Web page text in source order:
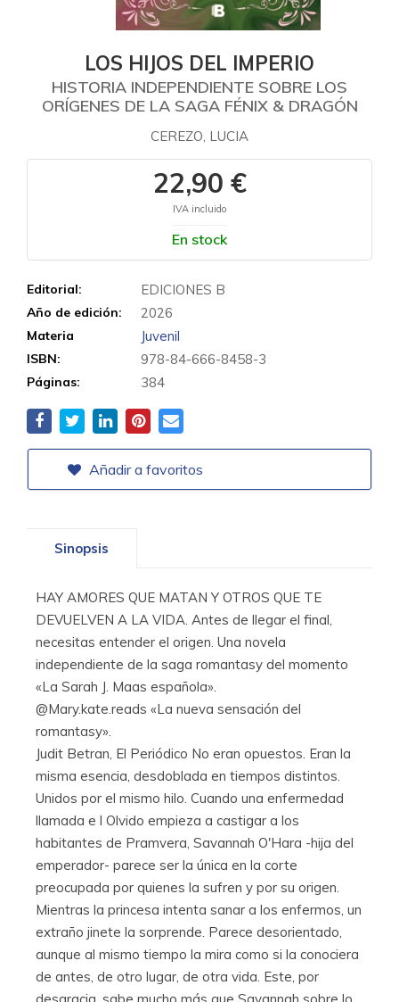
LOS HIJOS DEL IMPERIO
HISTORIA INDEPENDIENTE SOBRE LOS
ORÍGENES DE LA SAGA FÉNIX & DRAGÓN
CEREZO, LUCIA
22,90 €
IVA incluido
En stock
Editorial: EDICIONES B
Año de edición: 2026
Materia Juvenil
ISBN: 978-84-666-8458-3
Páginas: 384
Añadir a favoritos
Sinopsis
HAY AMORES QUE MATAN Y OTROS QUE TE
DEVUELVEN A LA VIDA. Antes de llegar el final,
necesitas entender el origen. Una novela
independiente de la saga romantasy del momento
«La Sarah J. Maas española».
@Mary.kate.reads «La nueva sensación del
romantasy».
Judit Betran, El Periódico No eran opuestos. Eran la
misma esencia, desdoblada en tiempos distintos.
Unidos por el mismo hilo. Cuando una enfermedad
llamada e l Olvido empieza a castigar a los
habitantes de Pramvera, Savannah O'Hara -hija del
emperador- parece ser la única en la corte
preocupada por quienes la sufren y por su origen.
Mientras la princesa intenta sanar a los enfermos, un
extraño jinete la sorprende. Parece desorientado,
aunque al mismo tiempo la mira como si la conociera
de antes, de otro lugar, de otra vida. Este, por
desgracia, sabe mucho más que Savannah sobre lo